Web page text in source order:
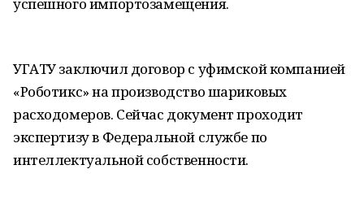
УГАТУ заключил договор с уфимской компанией
«Роботикс» на производство шариковых
расходомеров. Сейчас документ проходит
экспертизу в Федеральной службе по
интеллектуальной собственности.